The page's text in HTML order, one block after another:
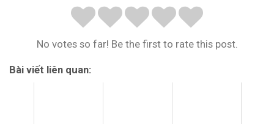
No votes so far! Be the first to rate this post.
Bài viết liên quan: